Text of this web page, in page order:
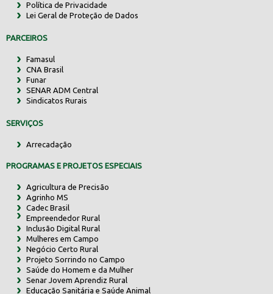
Política de Privacidade
Lei Geral de Proteção de Dados
PARCEIROS
Famasul
CNA Brasil
Funar
SENAR ADM Central
Sindicatos Rurais
SERVIÇOS
Arrecadação
PROGRAMAS E PROJETOS ESPECIAIS
Agricultura de Precisão
Agrinho MS
Cadec Brasil
Empreendedor Rural
Inclusão Digital Rural
Mulheres em Campo
Negócio Certo Rural
Projeto Sorrindo no Campo
Saúde do Homem e da Mulher
Senar Jovem Aprendiz Rural
Educação Sanitária e Saúde Animal